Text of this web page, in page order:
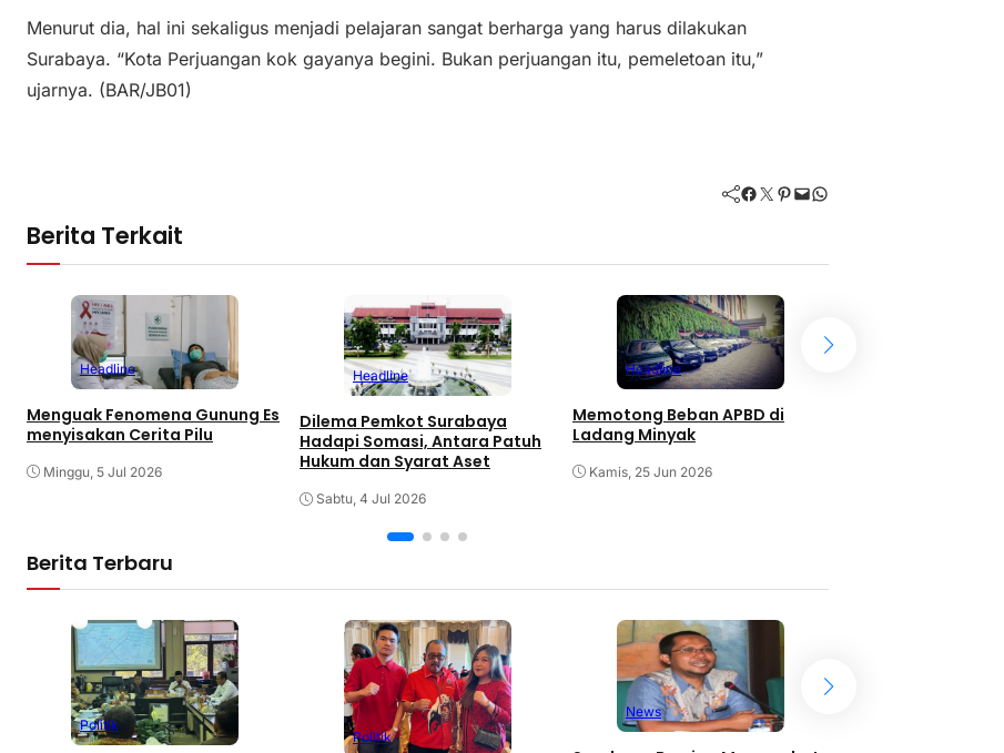
Menurut dia, hal ini sekaligus menjadi pelajaran sangat berharga yang harus dilakukan
Surabaya. “Kota Perjuangan kok gayanya begini. Bukan perjuangan itu, pemeletoan itu,”
ujarnya. (BAR/JB01)
Facebook Twitter Pinterest Mail WhatsApp
Berita Terkait
Headline
Menguak Fenomena Gunung Es
menyisakan Cerita Pilu
Minggu, 5 Jul 2026
Headline
Dilema Pemkot Surabaya
Hadapi Somasi, Antara Patuh
Hukum dan Syarat Aset
Sabtu, 4 Jul 2026
Headline
Memotong Beban APBD di
Ladang Minyak
Kamis, 25 Jun 2026
Berita Terbaru
Politik
Politik
News